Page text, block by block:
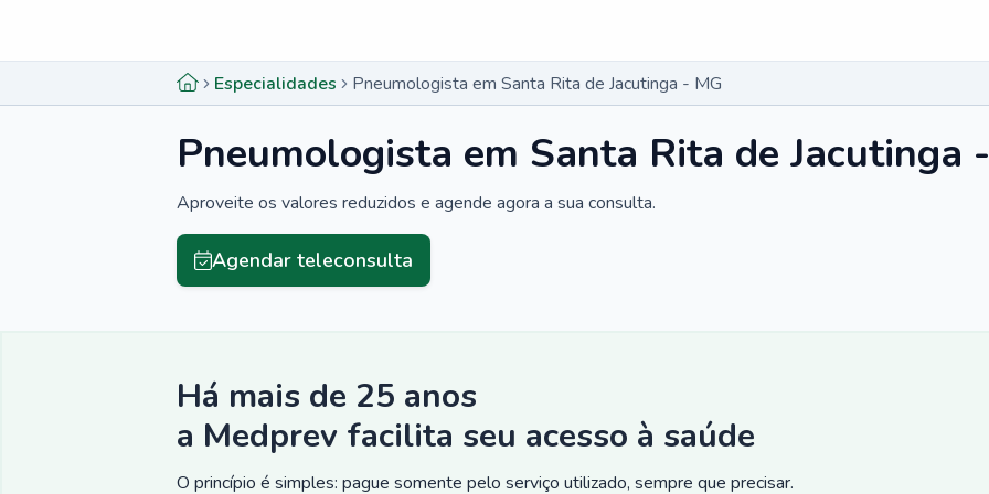
Especialidades Pneumologista em Santa Rita de Jacutinga - MG
Pneumologista em Santa Rita de Jacutinga
Aproveite os valores reduzidos e agende agora a sua consulta.
Agendar teleconsulta
Há mais de 25 anos
a Medprev facilita seu acesso à saúde
O princípio é simples: pague somente pelo serviço utilizado, sempre que precisar.